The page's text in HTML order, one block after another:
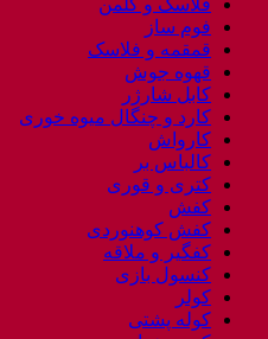
فوم ساز
قمقمه و فلاسک
قهوه جوش
کابل شارژر
کارد و چنگال میوه خوری
کارواش
کالباس بر
کتری و قوری
کفش
کفش کوهنوردی
کفگیر و ملاقه
کنسول بازی
کولر
کوله پشتی